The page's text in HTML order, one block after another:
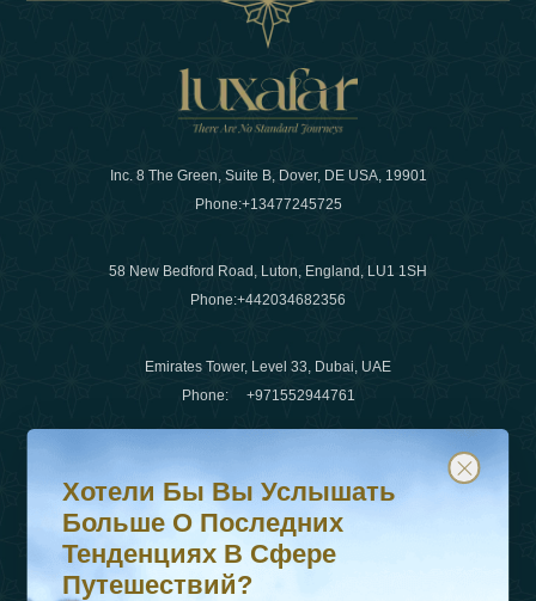
Inc. 8 The Green, Suite B, Dover, DE USA, 19901
Phone:+13477245725
58 New Bedford Road, Luton, England, LU1 1SH
Phone:+442034682356
Emirates Tower, Level 33, Dubai, UAE
Phone: +971552944761
WhatsApp Нет :+442034682356
+971552944761
Хотели бы вы услышать больше о последних
Подпишитесь на нашу рассылку и будьте в курсе
Хотели Бы Вы Услышать
Больше О Последних
Тенденциях В Сфере
Путешествий?